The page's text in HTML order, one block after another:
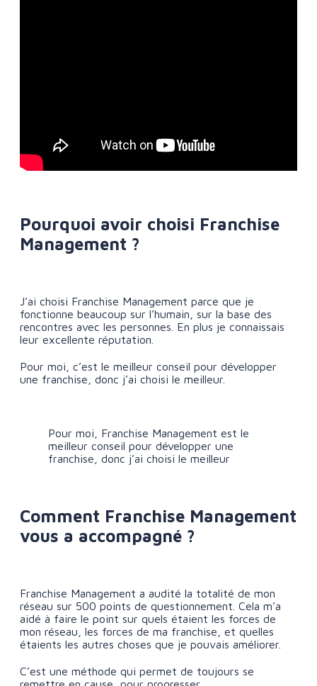
Pourquoi avoir choisi Franchise
Management ?
J’ai choisi Franchise Management parce que je
fonctionne beaucoup sur l’humain, sur la base des
rencontres avec les personnes. En plus je connaissais
leur excellente réputation.
Pour moi, c’est le meilleur conseil pour développer
une franchise, donc j’ai choisi le meilleur.
Pour moi, Franchise Management est le
meilleur conseil pour développer une
franchise, donc j’ai choisi le meilleur
Comment Franchise Management
vous a accompagné ?
Franchise Management a audité la totalité de mon
réseau sur 500 points de questionnement. Cela m’a
aidé à faire le point sur quels étaient les forces de
mon réseau, les forces de ma franchise, et quelles
étaients les autres choses que je pouvais améliorer.
C’est une méthode qui permet de toujours se